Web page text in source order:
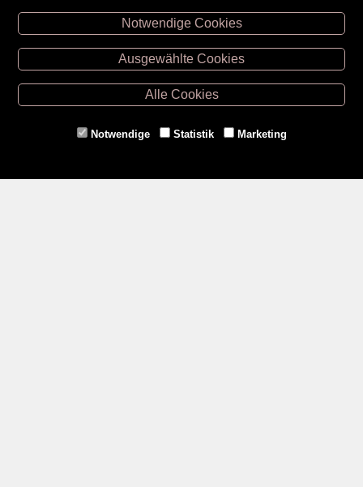
Unsere Öffnungszeiten
Retz -02942/20433
Hollabrunn -02952/30057
Eggenburg -02984/3836
Gmünd -
Notwendige Cookies
Ausgewählte Cookies
Alle Cookies
Notwendige Statistik Marketing